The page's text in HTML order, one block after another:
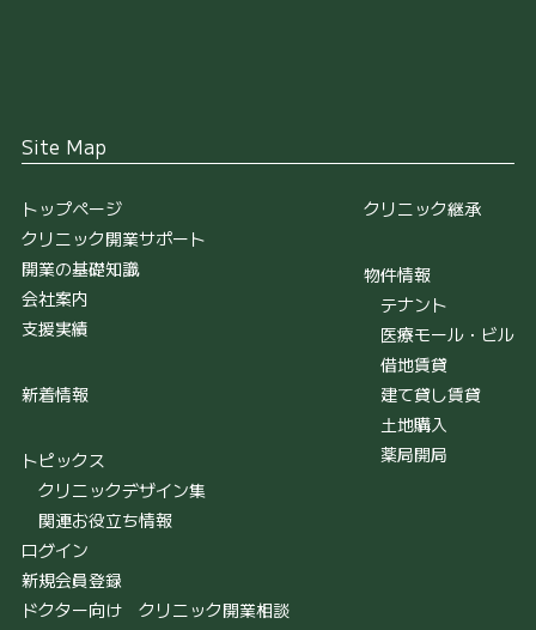
Site Map
トップページ
クリニック開業サポート
開業の基礎知識
会社案内
支援実績
新着情報
トピックス
クリニックデザイン集
関連お役立ち情報
クリニック継承
物件情報
テナント
医療モール・ビル
借地賃貸
建て貸し賃貸
土地購入
薬局開局
ログイン
新規会員登録
ドクター向け クリニック開業相談